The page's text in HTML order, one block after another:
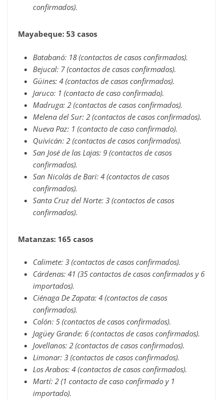
confirmados).
Mayabeque: 53 casos
Batabanó: 18 (contactos de casos confirmados).
Bejucal: 7 (contactos de casos confirmados).
Güines: 4 (contactos de casos confirmados).
Jaruco: 1 (contacto de caso confirmado).
Madruga: 2 (contactos de casos confirmados).
Melena del Sur: 2 (contactos de casos confirmados).
Nueva Paz: 1 (contacto de caso confirmado).
Quivicán: 2 (contactos de casos confirmados).
San José de las Lajas: 9 (contactos de casos
confirmados).
San Nicolás de Bari: 4 (contactos de casos
confirmados).
Santa Cruz del Norte: 3 (contactos de casos
confirmados).
Matanzas: 165 casos
Calimete: 3 (contactos de casos confirmados).
Cárdenas: 41 (35 contactos de casos confirmados y 6
importados).
Ciénaga De Zapata: 4 (contactos de casos
confirmados).
Colón: 5 (contactos de casos confirmados).
Jagüey Grande: 6 (contactos de casos confirmados).
Jovellanos: 2 (contactos de casos confirmados).
Limonar: 3 (contactos de casos confirmados).
Los Arabos: 4 (contactos de casos confirmados).
Martí: 2 (1 contacto de caso confirmado y 1
importado).